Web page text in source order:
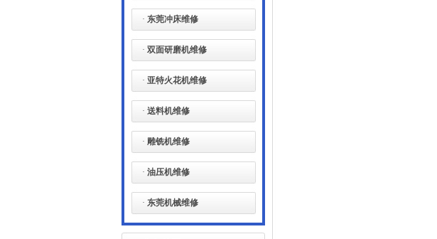
· 东莞冲床维修
· 双面研磨机维修
· 亚特火花机维修
· 送料机维修
· 雕铣机维修
· 油压机维修
· 东莞机械维修
一： 车床、铣床、磨床、钻床、电
脑锣、火花机、雕铣机、刨床、滚
的大、中、小维修及日常维护保
养。
二、各种国内外的机床零配件销